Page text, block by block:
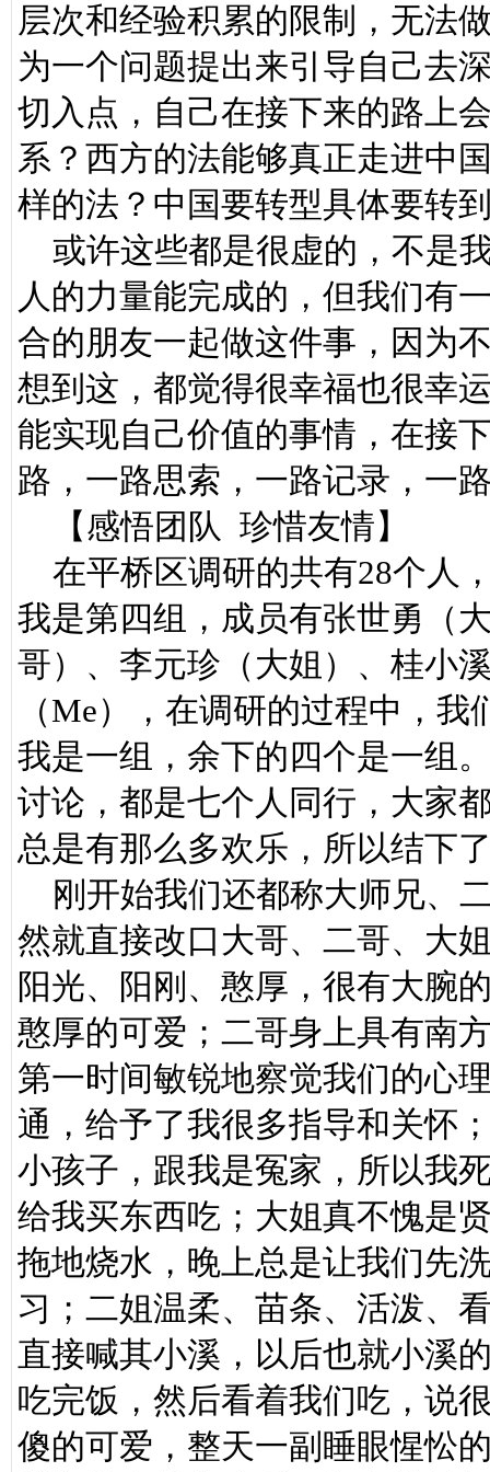
层次和经验积累的限制，无法
为一个问题提出来引导自己去
切入点，自己在接下来的路上
系？西方的法能够真正走进中
样的法？中国要转型具体要转
或许这些都是很虚的，不是
人的力量能完成的，但我们有
合的朋友一起做这件事，因为
想到这，都觉得很幸福也很幸
能实现自己价值的事情，在接
路，一路思索，一路记录，一
【感悟团队 珍惜友情】
在平桥区调研的共有28个人
我是第四组，成员有张世勇（
哥）、李元珍（大姐）、桂小
（Me），在调研的过程中，
我是一组，余下的四个是一组
讨论，都是七个人同行，大家
总是有那么多欢乐，所以结下
刚开始我们还都称大师兄、
然就直接改口大哥、二哥、大
阳光、阳刚、憨厚，很有大腕
憨厚的可爱；二哥身上具有南
第一时间敏锐地察觉我们的心
通，给予了我很多指导和关怀
小孩子，跟我是冤家，所以我
给我买东西吃；大姐真不愧是
拖地烧水，晚上总是让我们先
习；二姐温柔、苗条、活泼、
直接喊其小溪，以后也就小溪
吃完饭，然后看着我们吃，说
傻的可爱，整天一副睡眼惺忪